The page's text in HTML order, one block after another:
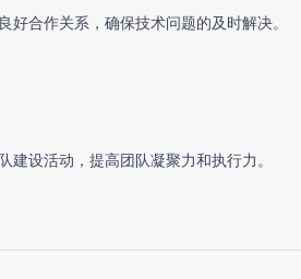
合作关系，确保技术问题的及时解决。
设活动，提高团队凝聚力和执行力。